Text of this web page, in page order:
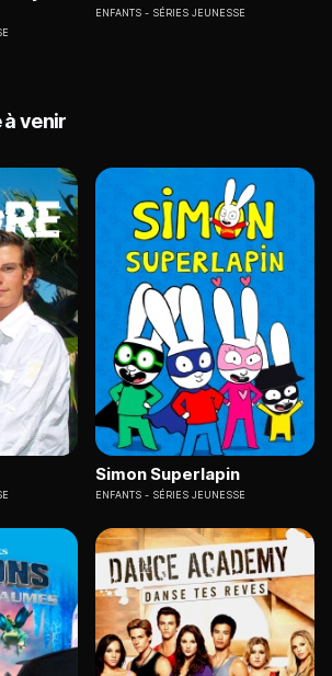
ENFANTS SÉRIES JEUNESSE
à venir
Simon Superlapin
ENFANTS SÉRIES JEUNESSE